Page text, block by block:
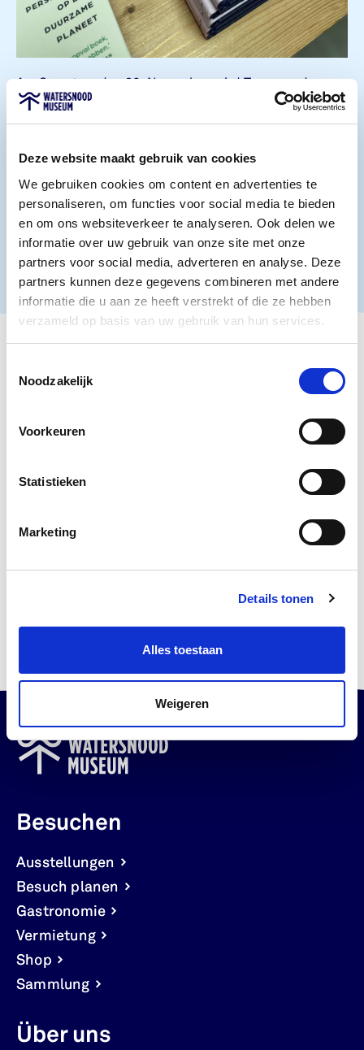
Deze website maakt gebruik van cookies
We gebruiken cookies om content en advertenties te
personaliseren, om functies voor social media te bieden
en om ons websiteverkeer te analyseren. Ook delen we
informatie over uw gebruik van onze site met onze
partners voor social media, adverteren en analyse. Deze
partners kunnen deze gegevens combineren met andere
informatie die u aan ze heeft verstrekt of die ze hebben
verzameld op basis van uw gebruik van hun services.
Noodzakelijk
Voorkeuren
Statistieken
Marketing
Details tonen
Alles toestaan
Weigeren
Keuken das Sturmflutmuseum besuchen. Er ist
Journalist, Schriftsteller und Programmgestalter.
Waarde“ zu sehen und ist der Erfinder von Tony’s
Chocolonely. Im Sturmflutmuseum wird er uns über
sein Buch „Der Mensch ist ein Plofkip“ erzählen. Was
läuft derzeit in der Lebensmittelindustrie schief? Und
wie kann eine schönere, leckerere und gesündere
Zukunft dennoch möglich sein?
Program
über sein Buch „Der Mensch ist ein Plofkip“.
Ort
Tickets
Tickets
Besuchen
Ausstellungen
Besuch planen
Gastronomie
Vermietung
Shop
Sammlung
Über uns